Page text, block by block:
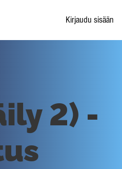
Kirjaudu sisään
2) -